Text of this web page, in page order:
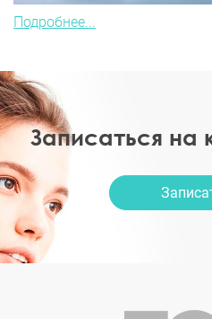
Подробнее...
Записаться на